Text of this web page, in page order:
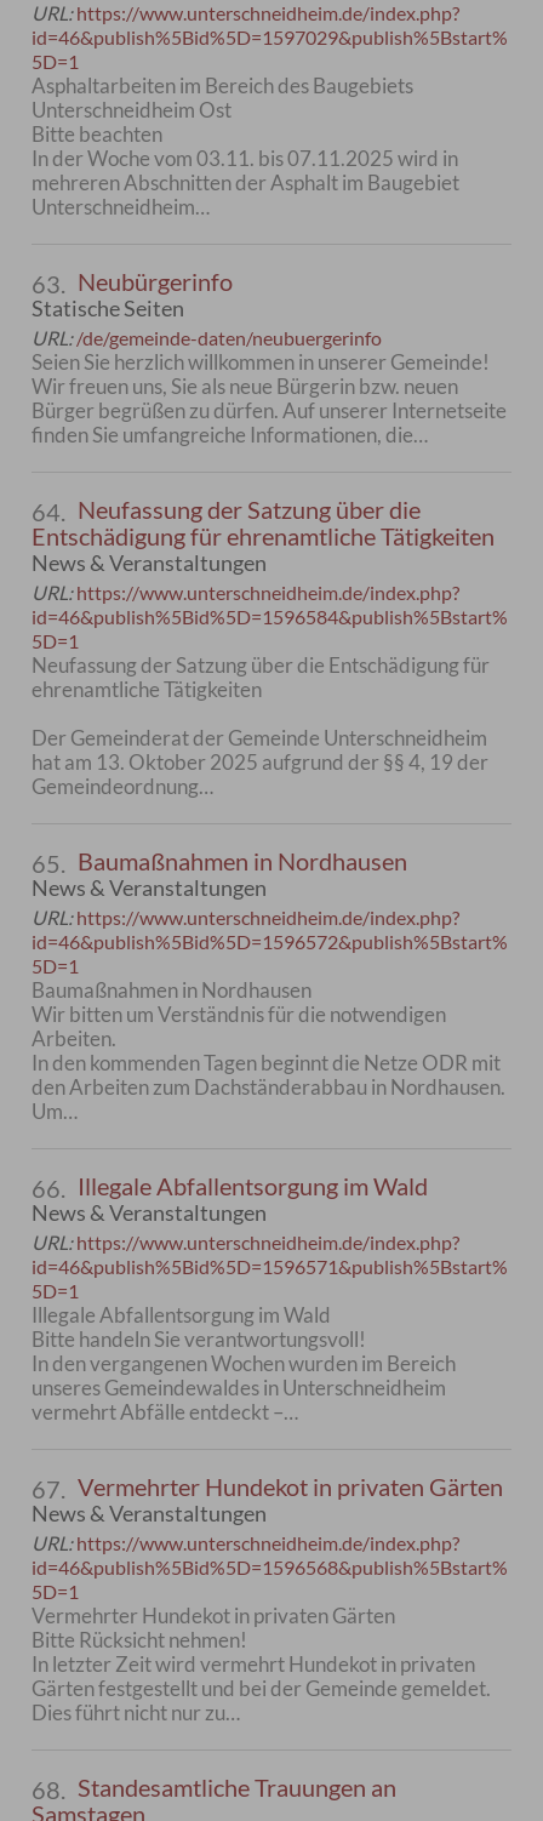
URL:https://www.unterschneidheim.de/index.php?
id=46&publish%5Bid%5D=1597029&publish%5Bstart%
5D=1
Asphaltarbeiten im Bereich des Baugebiets
Unterschneidheim Ost
Bitte beachten
In der Woche vom 03.11. bis 07.11.2025 wird in
mehreren Abschnitten der Asphalt im Baugebiet
Unterschneidheim…
63. Neubürgerinfo
Statische Seiten
URL:/de/gemeinde-daten/neubuergerinfo
Seien Sie herzlich willkommen in unserer Gemeinde!
Wir freuen uns, Sie als neue Bürgerin bzw. neuen
Bürger begrüßen zu dürfen. Auf unserer Internetseite
finden Sie umfangreiche Informationen, die…
64. Neufassung der Satzung über die
Entschädigung für ehrenamtliche Tätigkeiten
News & Veranstaltungen
URL:https://www.unterschneidheim.de/index.php?
id=46&publish%5Bid%5D=1596584&publish%5Bstart%
5D=1
Neufassung der Satzung über die Entschädigung für
ehrenamtliche Tätigkeiten
Der Gemeinderat der Gemeinde Unterschneidheim
hat am 13. Oktober 2025 aufgrund der §§ 4, 19 der
Gemeindeordnung…
65. Baumaßnahmen in Nordhausen
News & Veranstaltungen
URL:https://www.unterschneidheim.de/index.php?
id=46&publish%5Bid%5D=1596572&publish%5Bstart%
5D=1
Baumaßnahmen in Nordhausen
Wir bitten um Verständnis für die notwendigen
Arbeiten.
In den kommenden Tagen beginnt die Netze ODR mit
den Arbeiten zum Dachständerabbau in Nordhausen.
Um…
66. Illegale Abfallentsorgung im Wald
News & Veranstaltungen
URL:https://www.unterschneidheim.de/index.php?
id=46&publish%5Bid%5D=1596571&publish%5Bstart%
5D=1
Illegale Abfallentsorgung im Wald
Bitte handeln Sie verantwortungsvoll!
In den vergangenen Wochen wurden im Bereich
unseres Gemeindewaldes in Unterschneidheim
vermehrt Abfälle entdeckt –…
67. Vermehrter Hundekot in privaten Gärten
News & Veranstaltungen
URL:https://www.unterschneidheim.de/index.php?
id=46&publish%5Bid%5D=1596568&publish%5Bstart%
5D=1
Vermehrter Hundekot in privaten Gärten
Bitte Rücksicht nehmen!
In letzter Zeit wird vermehrt Hundekot in privaten
Gärten festgestellt und bei der Gemeinde gemeldet.
Dies führt nicht nur zu…
68. Standesamtliche Trauungen an
Samstagen